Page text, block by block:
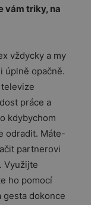
vám triky, na
vždycky a my
úplně opačně.
práce a
kdybychom
odradit. Máte-
partnerovi
Využijte
ho pomocí
gesta dokonce